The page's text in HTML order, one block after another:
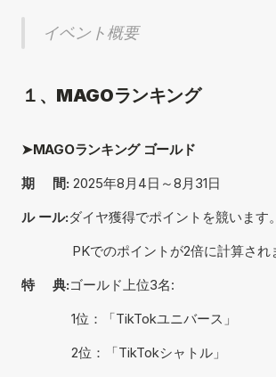
イベント概要
１、MAGOランキング
➤MAGOランキング ゴールド
期     間: 2025年8月4日～8月31日
ル ール:ダイヤ獲得でポイントを競います。
PKでのポイントが2倍に計算されま
特     典:ゴールド上位3名:
              1位：「TikTokユニバース」
              2位：「TikTokシャトル」